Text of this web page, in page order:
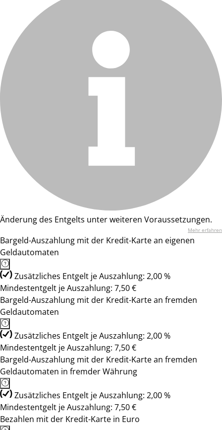
Änderung des Entgelts unter weiteren Voraussetzungen.
Mehr erfahren
Bargeld-Auszahlung mit der Kredit-Karte an eigenen
Geldautomaten
Zusätzliches Entgelt je Auszahlung: 2,00 %
Mindestentgelt je Auszahlung: 7,50 €
Bargeld-Auszahlung mit der Kredit-Karte an fremden
Geldautomaten
Zusätzliches Entgelt je Auszahlung: 2,00 %
Mindestentgelt je Auszahlung: 7,50 €
Bargeld-Auszahlung mit der Kredit-Karte an fremden
Geldautomaten in fremder Währung
Zusätzliches Entgelt je Auszahlung: 2,00 %
Mindestentgelt je Auszahlung: 7,50 €
Bezahlen mit der Kredit-Karte in Euro